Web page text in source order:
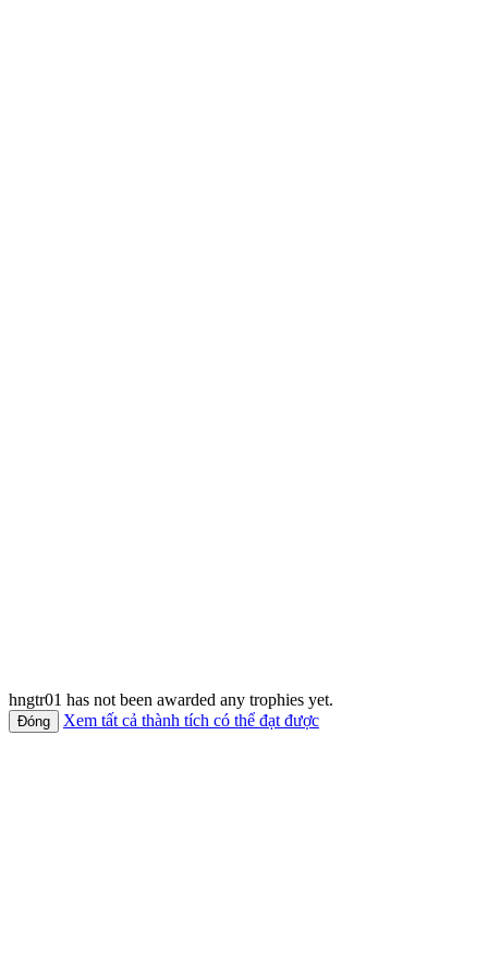
hngtr01 has not been awarded any trophies yet.
Xem tất cả thành tích có thể đạt được